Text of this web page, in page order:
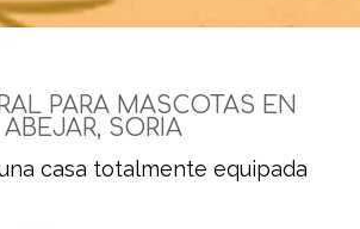
PARA MASCOTAS EN
ABEJAR, SORIA
casa totalmente equipada